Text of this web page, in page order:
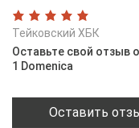
Тейковский ХБК
Оставьте свой отзыв
1 Domenica
Оставить